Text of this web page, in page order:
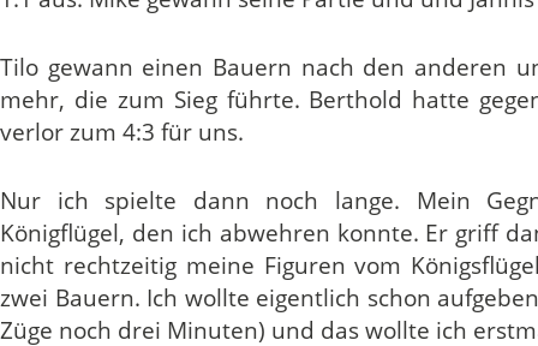
Tilo gewann einen Bauern nach den anderen
mehr, die zum Sieg führte. Berthold hatte
verlor zum 4:3 für uns.
Nur ich spielte dann noch lange. Mein
Königflügel, den ich abwehren konnte. Er griff
nicht rechtzeitig meine Figuren vom
zwei Bauern. Ich wollte eigentlich schon
Züge noch drei Minuten) und das wollte ich